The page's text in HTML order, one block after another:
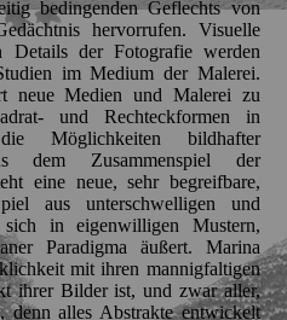
bedingenden Geflechts von
hervorrufen. Visuelle
Details der Fotografie werden
im Medium der Malerei.
neue Medien und Malerei zu
und Rechteckformen in
Möglichkeiten bildhafter
dem Zusammenspiel der
eine neue, sehr begreifbare,
aus unterschwelligen und
sich in eigenwilligen Mustern,
Paradigma äußert. Marina
mit ihren mannigfaltigen
ihrer Bilder ist, und zwar aller,
denn alles Abstrakte entwickelt